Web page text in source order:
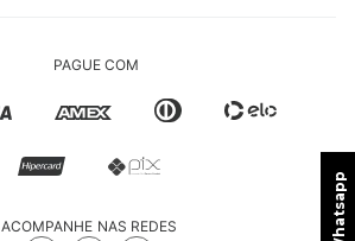
PAGUE COM
ACOMPANHE NAS REDES